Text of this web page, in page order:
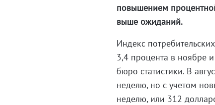
повышением
выше ожиданий.
Индекс
3,4 процента в ноябре
бюро статистики. В
неделю, но с учетом
неделю, или 312